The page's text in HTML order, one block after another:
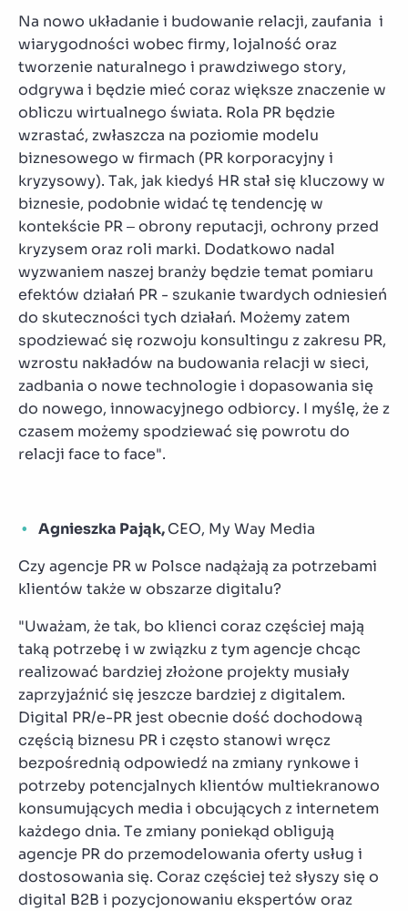
Na nowo układanie i budowanie relacji, zaufania i
wiarygodności wobec firmy, lojalność oraz
tworzenie naturalnego i prawdziwego story,
odgrywa i będzie mieć coraz większe znaczenie w
obliczu wirtualnego świata. Rola PR będzie
wzrastać, zwłaszcza na poziomie modelu
biznesowego w firmach (PR korporacyjny i
kryzysowy). Tak, jak kiedyś HR stał się kluczowy w
biznesie, podobnie widać tę tendencję w
kontekście PR – obrony reputacji, ochrony przed
kryzysem oraz roli marki. Dodatkowo nadal
wyzwaniem naszej branży będzie temat pomiaru
efektów działań PR - szukanie twardych odniesień
do skuteczności tych działań. Możemy zatem
spodziewać się rozwoju konsultingu z zakresu PR,
wzrostu nakładów na budowania relacji w sieci,
zadbania o nowe technologie i dopasowania się
do nowego, innowacyjnego odbiorcy. I myślę, że z
czasem możemy spodziewać się powrotu do
relacji face to face".
Agnieszka Pająk,CEO, My Way Media
Czy agencje PR w Polsce nadążają za potrzebami
klientów także w obszarze digitalu?
"Uważam, że tak, bo klienci coraz częściej mają
taką potrzebę i w związku z tym agencje chcąc
realizować bardziej złożone projekty musiały
zaprzyjaźnić się jeszcze bardziej z digitalem.
Digital PR/e-PR jest obecnie dość dochodową
częścią biznesu PR i często stanowi wręcz
bezpośrednią odpowiedź na zmiany rynkowe i
potrzeby potencjalnych klientów multiekranowo
konsumujących media i obcujących z internetem
każdego dnia. Te zmiany poniekąd obligują
agencje PR do przemodelowania oferty usług i
dostosowania się. Coraz częściej też słyszy się o
digital B2B i pozycjonowaniu ekspertów oraz